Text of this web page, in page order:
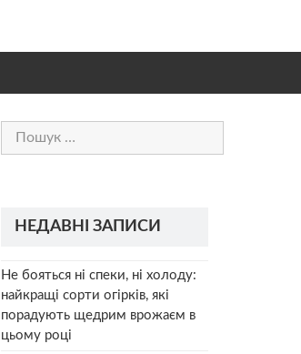
Пошук:
НЕДАВНІ ЗАПИСИ
Не бояться ні спеки, ні холоду:
найкращі сорти огірків, які
порадують щедрим врожаєм в
цьому році